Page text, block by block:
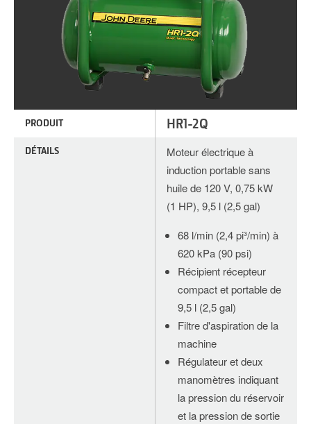
PRODUIT HR1-2Q
DÉTAILS
Moteur électrique à
induction portable sans
huile de 120 V, 0,75 kW
(1 HP), 9,5 l (2,5 gal)
68 l/min (2,4 pi³/min) à
620 kPa (90 psi)
Récipient récepteur
compact et portable de
9,5 l (2,5 gal)
Filtre d'aspiration de la
machine
Régulateur et deux
manomètres indiquant
la pression du réservoir
et la pression de sortie